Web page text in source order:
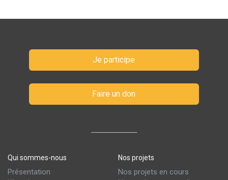
Je participe
Faire un don
Qui sommes-nous
Présentation
Nos projets
Nos projets en cours